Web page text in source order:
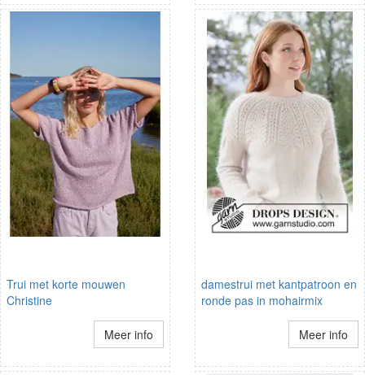
Trui met korte mouwen
Christine
Meer info
damestrui met kantpatroon en
ronde pas in mohairmix
Meer info